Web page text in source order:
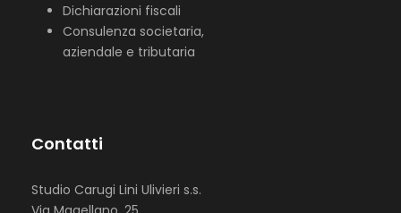
Dichiarazioni fiscali
Consulenza societaria,
aziendale e tributaria
Contatti
Studio Carugi Lini Ulivieri s.s.